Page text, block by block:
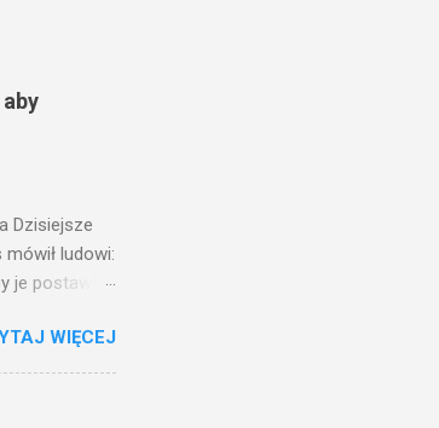
Dzisiejsze
ludowi:
je postawić
go i tego, co
się światło,
WIĘCEJ